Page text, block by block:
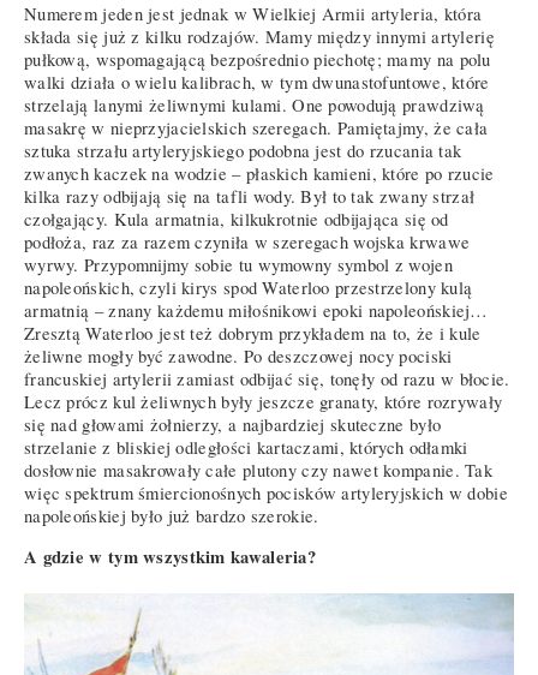
Numerem jeden jest jednak w Wielkiej Armii artyleria, która
składa się już z kilku rodzajów. Mamy między innymi artylerię
pułkową, wspomagającą bezpośrednio piechotę; mamy na polu
walki działa o wielu kalibrach, w tym dwunastofuntowe, które
strzelają lanymi żeliwnymi kulami. One powodują prawdziwą
masakrę w nieprzyjacielskich szeregach. Pamiętajmy, że cała
sztuka strzału artyleryjskiego podobna jest do rzucania tak
zwanych kaczek na wodzie – płaskich kamieni, które po rzucie
kilka razy odbijają się na tafli wody. Był to tak zwany strzał
czołgający. Kula armatnia, kilkukrotnie odbijająca się od
podłoża, raz za razem czyniła w szeregach wojska krwawe
wyrwy. Przypomnijmy sobie tu wymowny symbol z wojen
napoleońskich, czyli kirys spod Waterloo przestrzelony kulą
armatnią – znany każdemu miłośnikowi epoki napoleońskiej…
Zresztą Waterloo jest też dobrym przykładem na to, że i kule
żeliwne mogły być zawodne. Po deszczowej nocy pociski
francuskiej artylerii zamiast odbijać się, tonęły od razu w błocie.
Lecz prócz kul żeliwnych były jeszcze granaty, które rozrywały
się nad głowami żołnierzy, a najbardziej skuteczne było
strzelanie z bliskiej odległości kartaczami, których odłamki
dosłownie masakrowały całe plutony czy nawet kompanie. Tak
więc spektrum śmiercionośnych pocisków artyleryjskich w dobie
napoleońskiej było już bardzo szerokie.
A gdzie w tym wszystkim kawaleria?